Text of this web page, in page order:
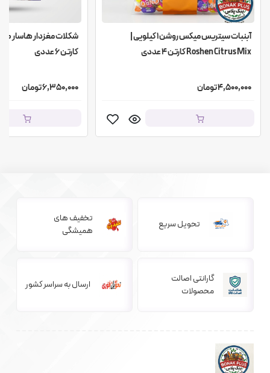
آبنبات سیتریس میکس روشن ۱ کیلویی |
Roshen Citrus Mix کارتن 4 عددی
4,500,000 تومان
کارتن 6 عددی
6,350,000 تومان
تحویل سریع
تخفیف های
همیشگی
گارانتی اصالت
محصولات
ارسال به سراسر کشور